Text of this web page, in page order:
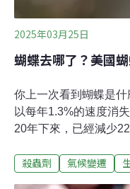
2025年03月25日
蝴蝶去哪了？美國
你上一次看到蝴蝶是
以每年1.3%的速度消
20年下來，已經減少
隊分析了2000年至
殺蟲劑 氣候變遷